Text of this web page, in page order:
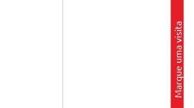
Marque uma visita